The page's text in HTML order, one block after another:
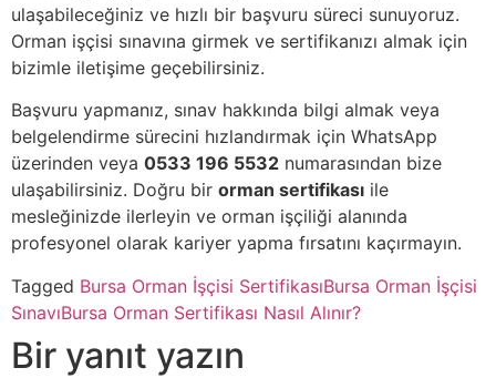
ulaşabileceğiniz ve hızlı bir başvuru süreci sunuyoruz.
Orman işçisi sınavına girmek ve sertifikanızı almak için
bizimle iletişime geçebilirsiniz.
Başvuru yapmanız, sınav hakkında bilgi almak veya
belgelendirme sürecini hızlandırmak için WhatsApp
üzerinden veya 0533 196 5532 numarasından bize
ulaşabilirsiniz. Doğru bir orman sertifikası ile
mesleğinizde ilerleyin ve orman işçiliği alanında
profesyonel olarak kariyer yapma fırsatını kaçırmayın.
Tagged Bursa Orman İşçisi SertifikasıBursa Orman İşçisi
SınavıBursa Orman Sertifikası Nasıl Alınır?
Bir yanıt yazın